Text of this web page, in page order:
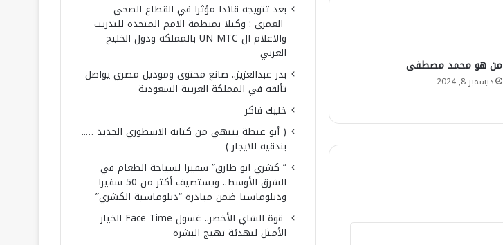
من هو محمد مصطفى
ديسمبر 8, 2024
بعد تتويجه قائدا مؤثرا في القطاع الصحي
العمري : وكيلا بمنظمة الامم المتحدة للتدريب
والاعلام ال UN MTC بالمملكة ودول الخليج
العربي
بدر عبدالعزيز.. صانع محتوى وموديل مصري يواصل
تألقه في المملكة العربية السعودية
خليك فاكر
( أبو عيطة ينتهي من كتابه الاسطوري الجديد …..
بندقية للايجار )
” كشري ابو طارق” سفيرا لسياحة الطعام في
الشرق الأوسط.. ويستضيف أكثر من 50 سفيرا
ودبلوماسيا ضمن مبادرة “دبلوماسية الكشري”
قوة الشاي الأخضر.. غسول Face Time الخيار
الأمثل لتهدئة تهيج البشرة